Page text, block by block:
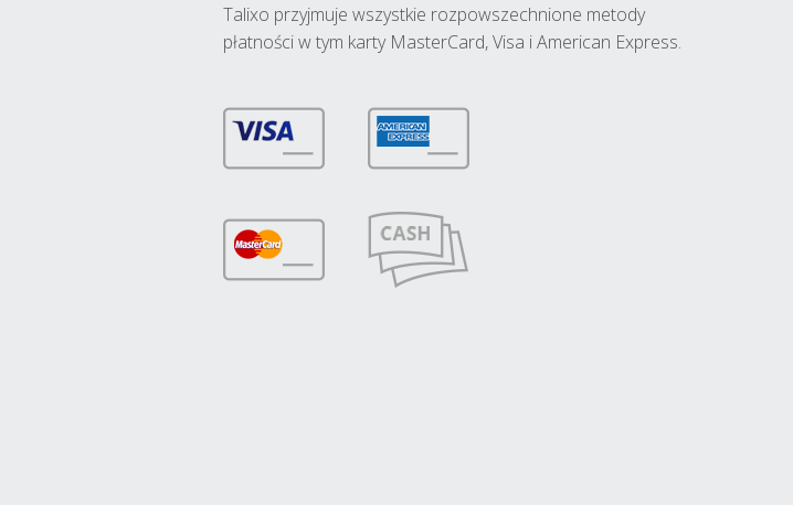
Talixo przyjmuje wszystkie rozpowszechnione metody
płatności w tym karty MasterCard, Visa i American Express.